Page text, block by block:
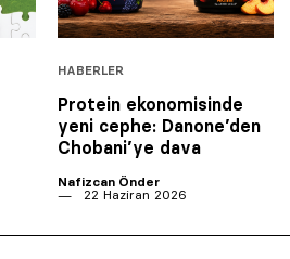
HABERLER
Protein ekonomisinde
yeni cephe: Danone’den
Chobani’ye dava
Nafizcan Önder
22 Haziran 2026